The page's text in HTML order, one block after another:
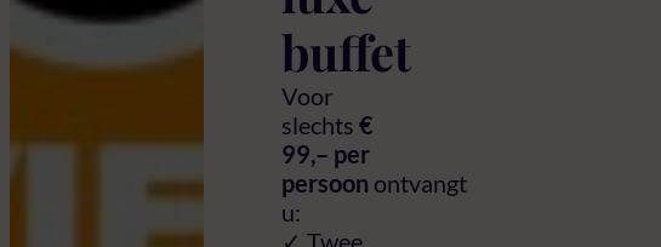
buffet
Voor
slechts €
99,– per
persoon ontvangt
u:
✓ Twee